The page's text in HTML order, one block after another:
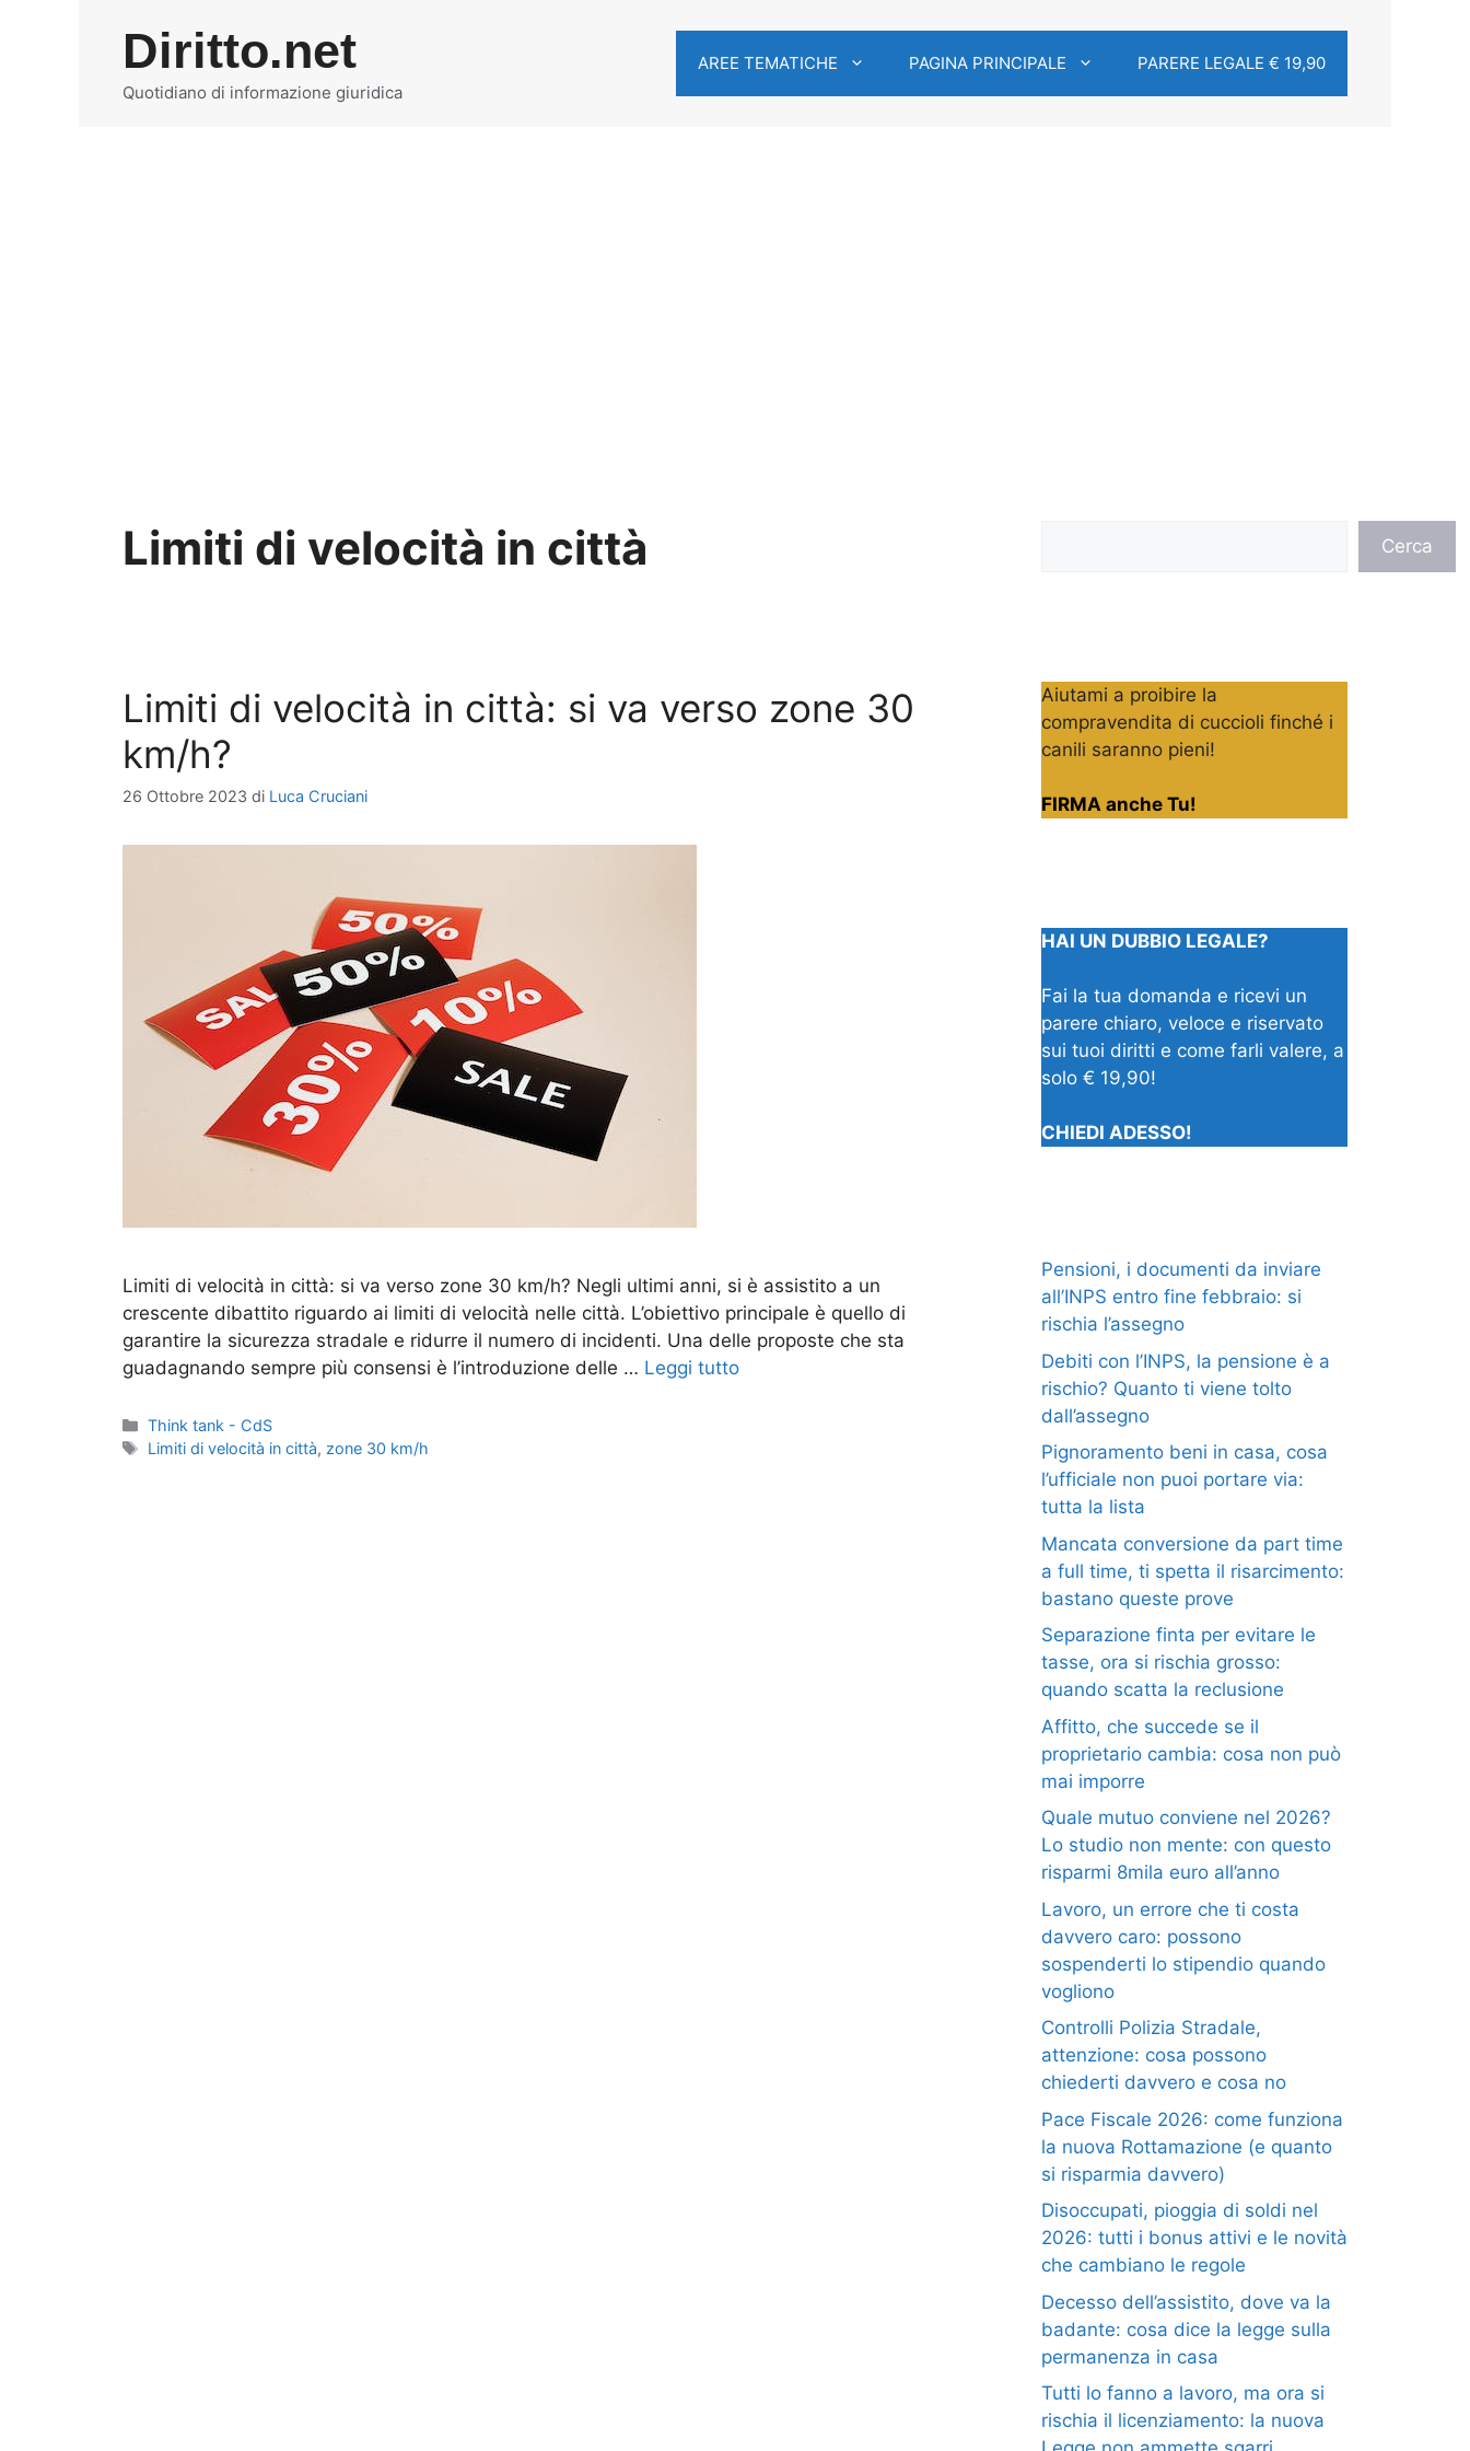
Diritto.net
Quotidiano di informazione giuridica
AREE TEMATICHE PAGINA PRINCIPALE PARERE LEGALE € 19,90
Limiti di velocità in città
Limiti di velocità in città: si va verso zone 30
km/h?
26 Ottobre 2023 di Luca Cruciani
Limiti di velocità in città: si va verso zone 30 km/h? Negli ultimi anni, si è assistito a un
crescente dibattito riguardo ai limiti di velocità nelle città. L’obiettivo principale è quello di
garantire la sicurezza stradale e ridurre il numero di incidenti. Una delle proposte che sta
guadagnando sempre più consensi è l’introduzione delle … Leggi tutto
Categorie
Think tank - CdS
Tag
Limiti di velocità in città, zone 30 km/h
Cerca
Aiutami a proibire la
compravendita di cuccioli finché i
canili saranno pieni!
FIRMA anche Tu!
HAI UN DUBBIO LEGALE?
Fai la tua domanda e ricevi un
parere chiaro, veloce e riservato
sui tuoi diritti e come farli valere, a
solo € 19,90!
CHIEDI ADESSO!
Pensioni, i documenti da inviare
all’INPS entro fine febbraio: si
rischia l’assegno
Debiti con l’INPS, la pensione è a
rischio? Quanto ti viene tolto
dall’assegno
Pignoramento beni in casa, cosa
l’ufficiale non puoi portare via:
tutta la lista
Mancata conversione da part time
a full time, ti spetta il risarcimento:
bastano queste prove
Separazione finta per evitare le
tasse, ora si rischia grosso:
quando scatta la reclusione
Affitto, che succede se il
proprietario cambia: cosa non può
mai imporre
Quale mutuo conviene nel 2026?
Lo studio non mente: con questo
risparmi 8mila euro all’anno
Lavoro, un errore che ti costa
davvero caro: possono
sospenderti lo stipendio quando
vogliono
Controlli Polizia Stradale,
attenzione: cosa possono
chiederti davvero e cosa no
Pace Fiscale 2026: come funziona
la nuova Rottamazione (e quanto
si risparmia davvero)
Disoccupati, pioggia di soldi nel
2026: tutti i bonus attivi e le novità
che cambiano le regole
Decesso dell’assistito, dove va la
badante: cosa dice la legge sulla
permanenza in casa
Tutti lo fanno a lavoro, ma ora si
rischia il licenziamento: la nuova